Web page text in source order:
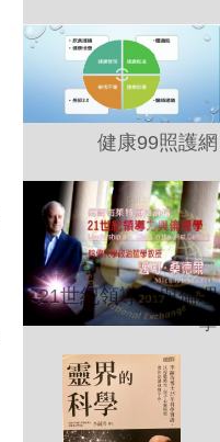
健康99照護網
21世紀領導力與倫理
學